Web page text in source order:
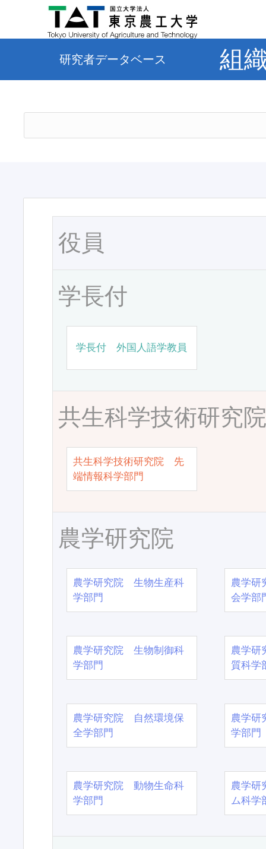
研究者データベース 組
役員
学長付
学長付 外国人語学教員
共生科学技術研究
共生科学技術研究院 先
端情報科学部門
農学研究院
農学研究院 生物生産科
学部門
農学
会学部
農学研究院 生物制御科
学部門
農学
質科学
農学研究院 自然環境保
全学部門
農学
学部門
農学研究院 動物生命科
学部門
農学
ム科学